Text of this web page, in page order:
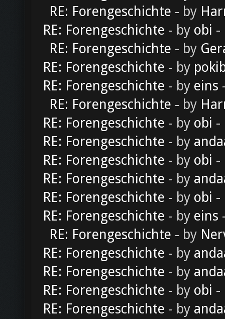
RE: Forengeschichte - by
RE: Forengeschichte - by obi -
RE: Forengeschichte - by
RE: Forengeschichte - by
RE: Forengeschichte - by eins
RE: Forengeschichte - by
RE: Forengeschichte - by obi -
RE: Forengeschichte - by
RE: Forengeschichte - by obi -
RE: Forengeschichte - by
RE: Forengeschichte - by obi -
RE: Forengeschichte - by eins
RE: Forengeschichte - by
RE: Forengeschichte - by
RE: Forengeschichte - by
RE: Forengeschichte - by obi -
RE: Forengeschichte - by